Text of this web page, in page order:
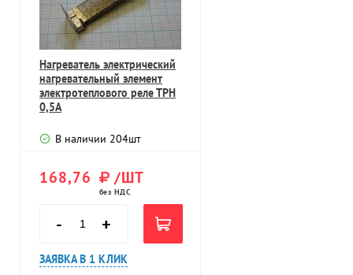
Нагреватель электрический
нагревательный элемент
электротеплового реле ТРН
0,5А
В наличии 204шт
168,76 /ШТ
без НДС
- +
ЗАЯВКА В 1 КЛИК